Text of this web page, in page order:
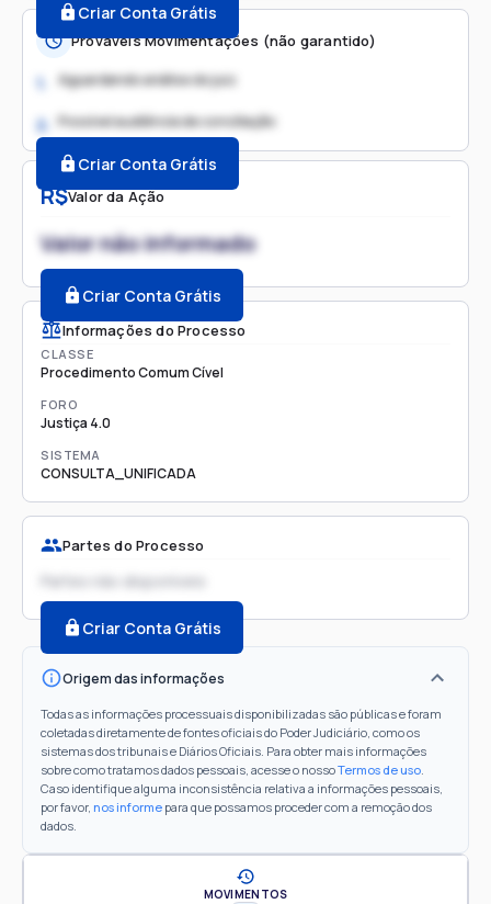
R$Valor da Ação
Valor não informado
Criar Conta Grátis
Informações do Processo
CLASSE
Procedimento Comum Cível
FORO
Justiça 4.0
SISTEMA
CONSULTA_UNIFICADA
Partes do Processo
Partes não disponíveis
Criar Conta Grátis
Origem das informações
Todas as informações processuais disponibilizadas são públicas e foram
coletadas diretamente de fontes oficiais do Poder Judiciário, como os
sistemas dos tribunais e Diários Oficiais. Para obter mais informações
sobre como tratamos dados pessoais, acesse o nossoTermos de uso.
Caso identifique alguma inconsistência relativa a informações pessoais,
por favor, nos informe para que possamos proceder com a remoção dos
dados.
Criar Conta Grátis
Prováveis Movimentações (não garantido)
1. Aguardando análise do juiz
2. Possível audiência de conciliação
Criar Conta Grátis
MOVIMENTOS